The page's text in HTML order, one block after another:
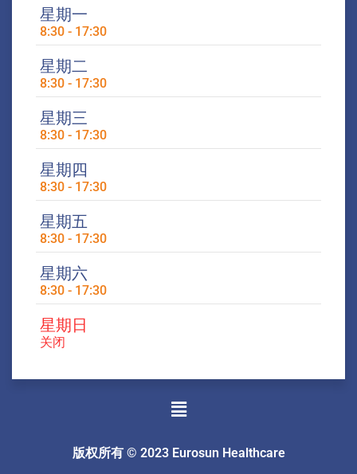
星期一
8:30 - 17:30
星期二
8:30 - 17:30
星期三
8:30 - 17:30
星期四
8:30 - 17:30
星期五
8:30 - 17:30
星期六
8:30 - 17:30
星期日
关闭
菜
单
版权所有 © 2023 Eurosun Healthcare